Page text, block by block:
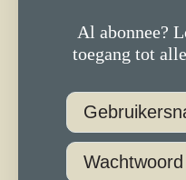
Al abonnee?
toegang tot